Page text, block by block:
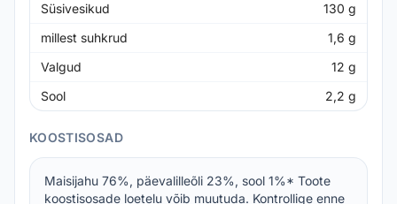
Süsivesikud
130 g
millest suhkrud
1,6 g
Valgud
12 g
Sool
2,2 g
KOOSTISOSAD
Maisijahu 76%, päevalilleõli 23%, sool 1%* Toote
koostisosade loetelu võib muutuda. Kontrollige enne